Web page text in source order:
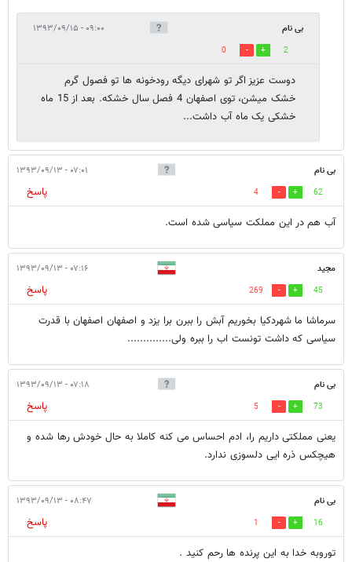
بی نام ۰۹:۰۰ - ۱۳۹۳/۰۹/۱۵
2
0
دوست عزیز اگر تو شهرای دیگه رودخونه ها تو فصول گرم
خشک میشن، توی اصفهان 4 فصل سال خشکه. بعد از 15 ماه
خشکی یک ماه آب داشت...
بی نام ۰۷:۰۱ - ۱۳۹۳/۰۹/۱۳
62
4
پاسخ
آب هم در این مملکت سیاسی شده است.
مجید ۰۷:۱۶ - ۱۳۹۳/۰۹/۱۳
45
269
پاسخ
سرماشا ما شهردکیا بخوریم آبش را ببرن برا یزد و اصفهان اصفهان با قدرت
سیاسی که داشت تونست اب را ببره ولی..............
بی نام ۰۷:۱۸ - ۱۳۹۳/۰۹/۱۳
73
5
پاسخ
یعنی مملکتی داریم را، ادم احساس می کنه کاملا به حال خودش رها شده و
هیچکس ذره ایی دلسوزی ندارد.
بی نام ۰۸:۴۷ - ۱۳۹۳/۰۹/۱۳
16
1
پاسخ
توروبه خدا به این پرنده ها رحم کنید .